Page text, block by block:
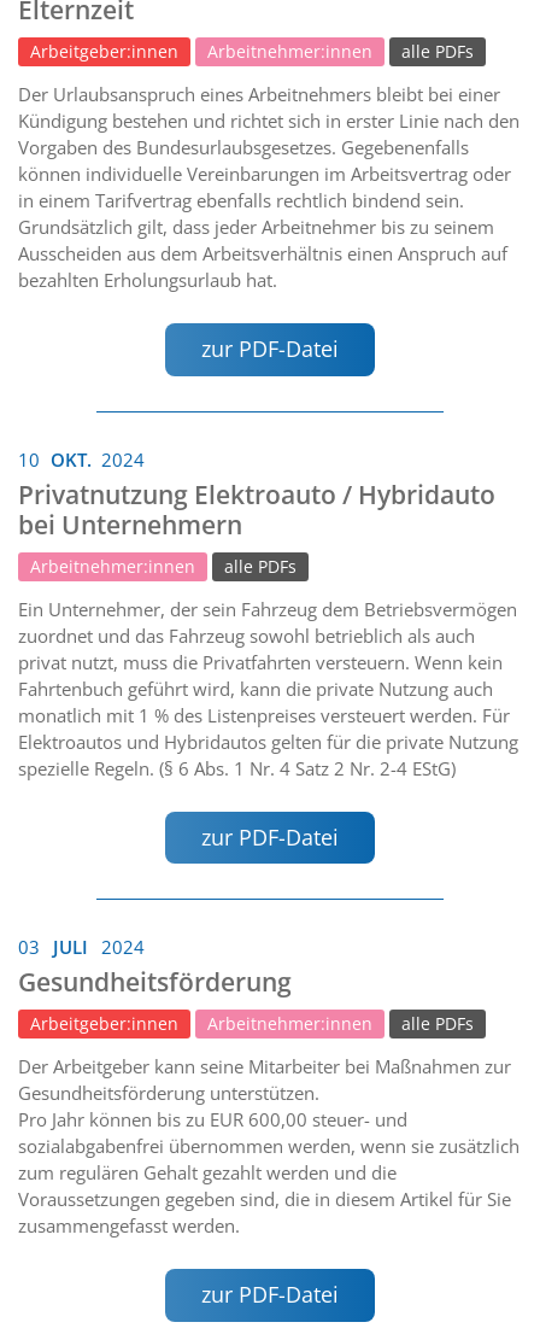
Elternzeit
Arbeitgeber:innen Arbeitnehmer:innen alle PDFs
Der Urlaubsanspruch eines Arbeitnehmers bleibt bei einer
Kündigung bestehen und richtet sich in erster Linie nach den
Vorgaben des Bundesurlaubsgesetzes. Gegebenenfalls
können individuelle Vereinbarungen im Arbeitsvertrag oder
in einem Tarifvertrag ebenfalls rechtlich bindend sein.
Grundsätzlich gilt, dass jeder Arbeitnehmer bis zu seinem
Ausscheiden aus dem Arbeitsverhältnis einen Anspruch auf
bezahlten Erholungsurlaub hat.
zur PDF-Datei
10 OKT. 2024
Privatnutzung Elektroauto / Hybridauto
bei Unternehmern
Arbeitnehmer:innen alle PDFs
Ein Unternehmer, der sein Fahrzeug dem Betriebsvermögen
zuordnet und das Fahrzeug sowohl betrieblich als auch
privat nutzt, muss die Privatfahrten versteuern. Wenn kein
Fahrtenbuch geführt wird, kann die private Nutzung auch
monatlich mit 1 % des Listenpreises versteuert werden. Für
Elektroautos und Hybridautos gelten für die private Nutzung
spezielle Regeln. (§ 6 Abs. 1 Nr. 4 Satz 2 Nr. 2-4 EStG)
zur PDF-Datei
03 JULI 2024
Gesundheitsförderung
Arbeitgeber:innen Arbeitnehmer:innen alle PDFs
Der Arbeitgeber kann seine Mitarbeiter bei Maßnahmen zur
Gesundheitsförderung unterstützen.
Pro Jahr können bis zu EUR 600,00 steuer- und
sozialabgabenfrei übernommen werden, wenn sie zusätzlich
zum regulären Gehalt gezahlt werden und die
Voraussetzungen gegeben sind, die in diesem Artikel für Sie
zusammengefasst werden.
zur PDF-Datei